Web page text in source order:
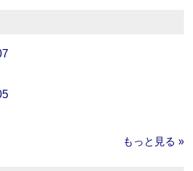
もっと見る »